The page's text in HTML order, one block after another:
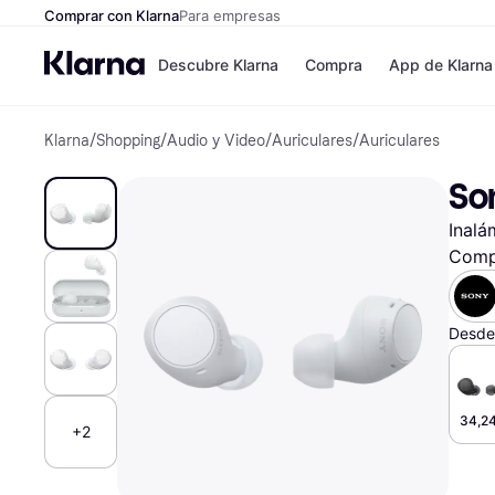
Comprar con KlarnaPara empresas
Descubre Klarna
Formas de pago
Paga ahora
Paga en 3 plazos
Paga en 30 días
Financiación
Klarna en Apple
Compra
Tiendas
Zalando Prive
JD Sports
Directorio de
App de Klarna
Klarna/Shopping/Audio y Video/Auriculares/Auriculares
+2